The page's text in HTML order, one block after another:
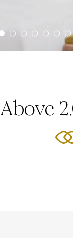
Above